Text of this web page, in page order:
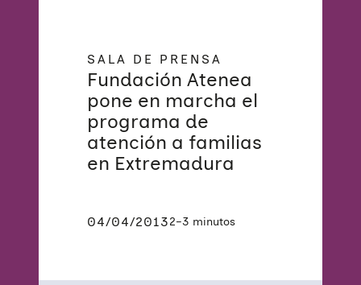
SALA DE PRENSA
Fundación Atenea
pone en marcha el
programa de
atención a familias
en Extremadura
04/04/20132–3 minutos